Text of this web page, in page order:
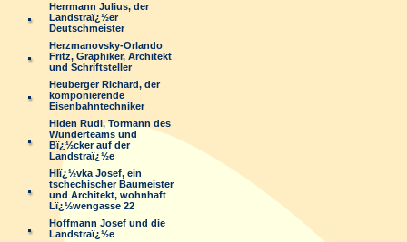
Herrmann Julius, der
Landstraï¿½er
Deutschmeister
Herzmanovsky-Orlando
Fritz, Graphiker, Architekt
und Schriftsteller
Heuberger Richard, der
komponierende
Eisenbahntechniker
Hiden Rudi, Tormann des
Wunderteams und
Bï¿½cker auf der
Landstraï¿½e
Hlï¿½vka Josef, ein
tschechischer Baumeister
und Architekt, wohnhaft
Lï¿½wengasse 22
Hoffmann Josef und die
Landstraï¿½e